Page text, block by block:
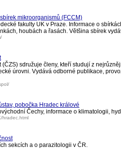
mikroorganismů (FCCM)
fakulty UK v Praze. Informace o
houbách a řasách. Většina sbírek
sdružuje členy, kteří studují z
úrovni. Vydává odborné publikace,
pobočka Hradec králové
Čechy, informace o klimatologii,
hradec.html
sekcích a o parazitologii v ČR.